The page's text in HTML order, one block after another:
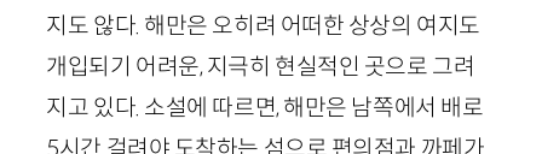
지도 않다. 해만은 오히려 어떠한 상상의 여지도
개입되기 어려운, 지극히 현실적인 곳으로 그려
지고 있다. 소설에 따르면, 해만은 남쪽에서 배로
5시간 걸려야 도착하는 섬으로 편의점과 까페가